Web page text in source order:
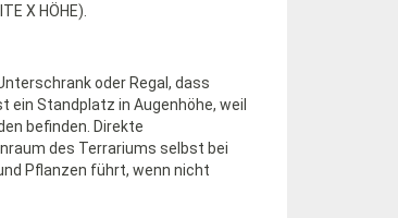
X HÖHE).
oder Regal, dass
Standplatz in Augenhöhe, weil
befinden. Direkte
des Terrariums selbst bei
Pflanzen führt, wenn nicht